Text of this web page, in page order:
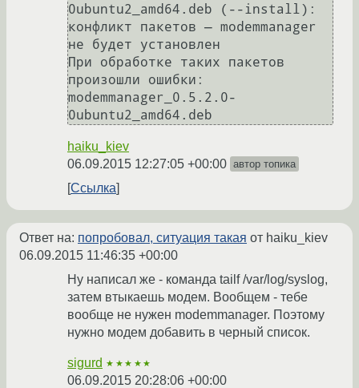
0ubuntu2_amd64.deb (--install):
конфликт пакетов — modemmanager
не будет установлен
При обработке таких пакетов
произошли ошибки:
modemmanager_0.5.2.0-
0ubuntu2_amd64.deb
haiku_kiev
06.09.2015 12:27:05 +00:00 автор топика
Ссылка
Ответ на: попробовал, ситуация такая от haiku_kiev
06.09.2015 11:46:35 +00:00
Ну написал же - команда tailf /var/log/syslog,
затем втыкаешь модем. Вообщем - тебе
вообще не нужен modemmanager. Поэтому
нужно модем добавить в черный список.
sigurd ★★★★★
06.09.2015 20:28:06 +00:00